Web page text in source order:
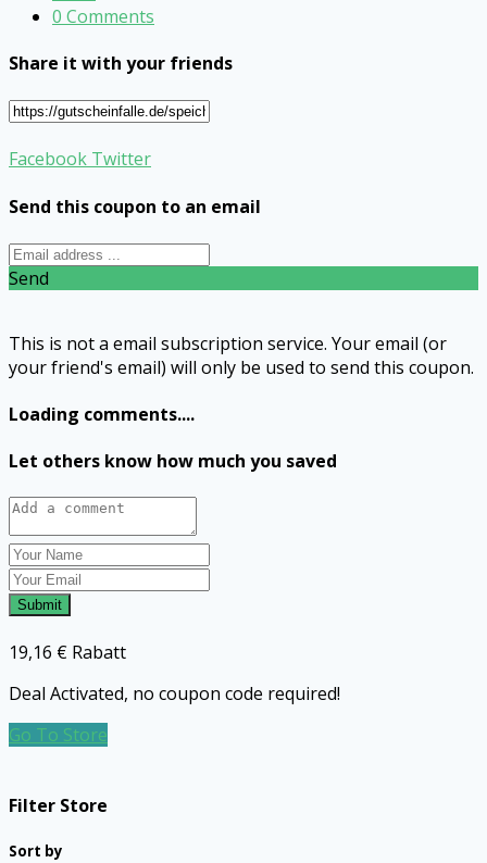
0 Comments
Share it with your friends
Facebook Twitter
Send this coupon to an email
Send
This is not a email subscription service. Your email (or
your friend's email) will only be used to send this coupon.
Loading comments....
Let others know how much you saved
Submit
19,16 € Rabatt
Deal Activated, no coupon code required!
Go To Store
Filter Store
Sort by